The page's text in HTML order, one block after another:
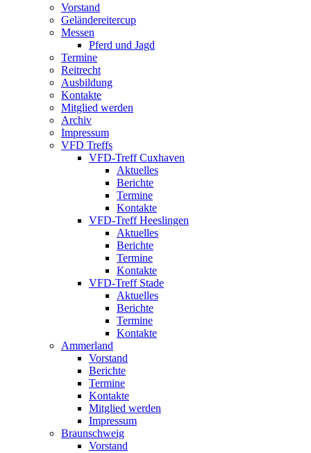
Vorstand
Geländereitercup
Messen
Pferd und Jagd
Termine
Reitrecht
Ausbildung
Kontakte
Mitglied werden
Archiv
Impressum
VFD Treffs
VFD-Treff Cuxhaven
Aktuelles
Berichte
Termine
Kontakte
VFD-Treff Heeslingen
Aktuelles
Berichte
Termine
Kontakte
VFD-Treff Stade
Aktuelles
Berichte
Termine
Kontakte
Ammerland
Vorstand
Berichte
Termine
Kontakte
Mitglied werden
Impressum
Braunschweig
Vorstand